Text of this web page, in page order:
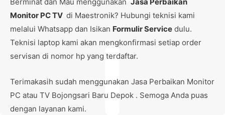
Monitor PC TV di Maestronik? Hubungi teknisi kami
melalui Whatsapp dan Isikan Formulir Service dulu.
Teknisi laptop kami akan mengkonfirmasi setiap order
servisan di nomor hp yang terdaftar.
Terimakasih sudah menggunakan Jasa Perbaikan Monitor
PC atau TV Bojongsari Baru Depok . Semoga Anda puas
dengan layanan kami.